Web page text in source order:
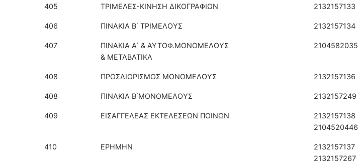
405 ΤΡΙΜΕΛΕΣ-ΚΙΝΗΣΗ ΔΙΚΟΓΡΑΦΙΩΝ 2132157133
406 ΠΙΝΑΚΙΑ Β΄ ΤΡΙΜΕΛΟΥΣ 2132157134
407
ΠΙΝΑΚΙΑ Α΄ & ΑΥΤΟΦ.ΜΟΝΟΜΕΛΟΥΣ
& ΜΕΤΑΒΑΤΙΚΑ
2104582035
408 ΠΡΟΣΔΙΟΡΙΣΜΟΣ ΜΟΝΟΜΕΛΟΥΣ 2132157136
408 ΠΙΝΑΚΙΑ Β΄ΜΟΝΟΜΕΛΟΥΣ 2132157249
409 ΕΙΣΑΓΓΕΛΕΑΣ ΕΚΤΕΛΕΣΕΩΝ ΠΟΙΝΩΝ
2132157138
2104520446
410 ΕΡΗΜΗΝ
2132157137
2132157267